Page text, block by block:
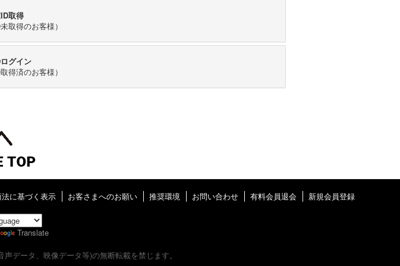
取得
取得のお客様）
グイン
得済のお客様）
に基づく表示 お客さまへのお願い 推奨環境 お問い合わせ 有料会員退会 新規会員登録
Translate
声データ、映像データ等)の無断転載を禁じます。